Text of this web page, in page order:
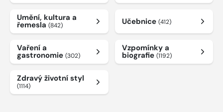
Umění, kultura a
řemesla (842) Učebnice (412)
Vaření a
gastronomie (302)
Vzpomínky a
biografie (1192)
Zdravý životní styl
(1114)